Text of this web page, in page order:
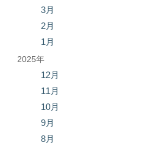
3月
2月
1月
2025年
12月
11月
10月
9月
8月